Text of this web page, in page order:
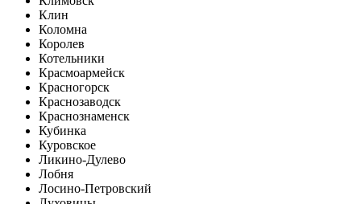
Клин
Коломна
Королев
Котельники
Красмоармейск
Красногорск
Краснозаводск
Краснознаменск
Кубинка
Куровское
Ликино-Дулево
Лобня
Лосино-Петровский